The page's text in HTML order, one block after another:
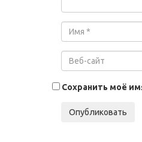
Сохранить моё
Опубликовать